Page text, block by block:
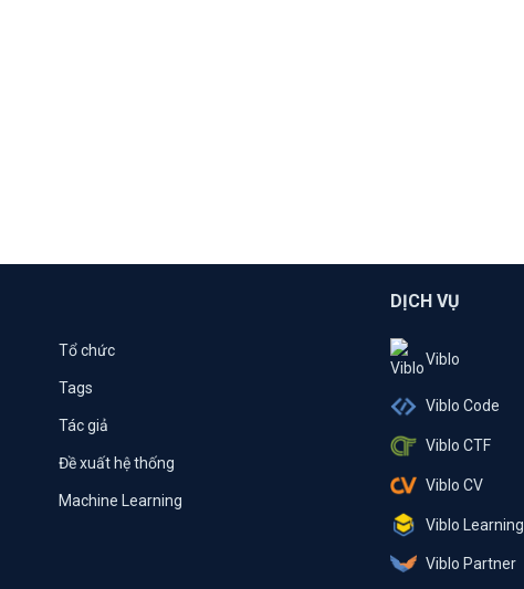
Tổ chức
Tags
Tác giả
Đề xuất hệ thống
Machine Learning
DỊCH VỤ
Viblo
Viblo Code
Viblo CTF
Viblo CV
Viblo Learning
Viblo Partner